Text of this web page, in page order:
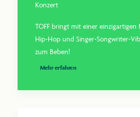
Konzert
TOFF bringt mit einer einzigartigen
Hip-Hop und Singer-Songwriter-
zum Beben!
Mehr erfahren